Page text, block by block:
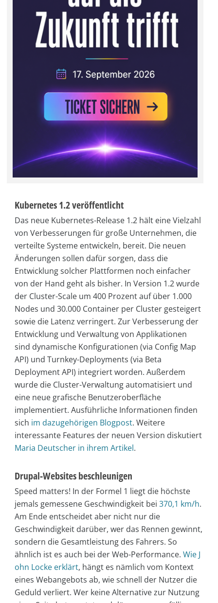
Kubernetes 1.2 veröffentlicht
Das neue Kubernetes-Release 1.2 hält eine Vielzahl
von Verbesserungen für große Unternehmen, die
verteilte Systeme entwickeln, bereit. Die neuen
Änderungen sollen dafür sorgen, dass die
Entwicklung solcher Plattformen noch einfacher
von der Hand geht als bisher. In Version 1.2 wurde
der Cluster-Scale um 400 Prozent auf über 1.000
Nodes und 30.000 Container per Cluster gesteigert
sowie die Latenz verringert. Zur Verbesserung der
Entwicklung und Verwaltung von Applikationen
sind dynamische Konfigurationen (via Config Map
API) und Turnkey-Deployments (via Beta
Deployment API) integriert worden. Außerdem
wurde die Cluster-Verwaltung automatisiert und
eine neue grafische Benutzeroberfläche
implementiert. Ausführliche Informationen finden
sich im dazugehörigen Blogpost. Weitere
interessante Features der neuen Version diskutiert
Maria Deutscher in ihrem Artikel.
Drupal-Websites beschleunigen
Speed matters! In der Formel 1 liegt die höchste
jemals gemessene Geschwindigkeit bei 370,1 km/h.
Am Ende entscheidet aber nicht nur die
Geschwindigkeit darüber, wer das Rennen gewinnt,
sondern die Gesamtleistung des Fahrers. So
ähnlich ist es auch bei der Web-Performance. Wie J
ohn Locke erklärt, hängt es nämlich vom Kontext
eines Webangebots ab, wie schnell der Nutzer die
Geduld verliert. Wer keine Alternative zur Nutzung